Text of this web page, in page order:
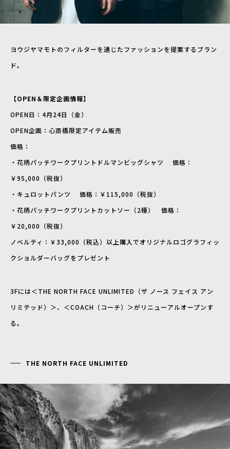
ヨウジヤマモトのフィルターを通じたファッションを提案するブラン
ド。
【OPEN＆限定企画情報】
OPEN日：4月24日（金）
OPEN企画：心斎橋限定アイテム販売
価格：
・花柄パッチワークプリントドルマンビッグシャツ 価格：
￥95,000（税抜）
・キュロットパンツ 価格：￥115,000（税抜）
・花柄パッチワークプリントカットソー（2種） 価格：
￥20,000（税抜）
ノベルティ：￥33,000（税込）以上購入でオリジナルロゴグラフィッ
クショルダーバッグをプレゼント
3Fには＜THE NORTH FACE UNLIMITED（ザ ノース フェイス アン
リミテッド）＞、＜COACH（コーチ）＞がリニューアルオープンす
る。
THE NORTH FACE UNLIMITED